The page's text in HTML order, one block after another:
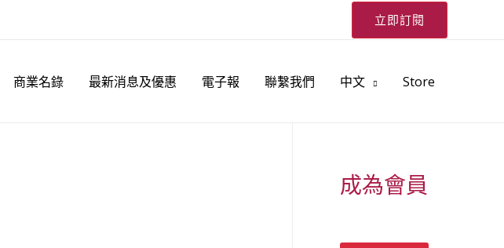
立即訂閱
商業名錄 最新消息及優惠 電子報 聯繫我們 中文 Store
成為會員